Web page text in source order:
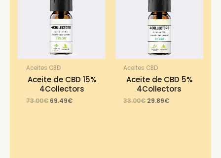
Aceites CBD
Aceite de CBD 15%
4Collectors
73.00€ Original
69.49€Current
Aceites CBD
Aceite de CBD 5%
4Collectors
33.00€ Original
29.89€Current